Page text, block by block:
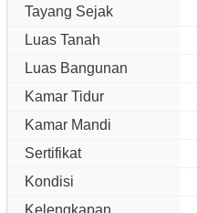
Tayang Sejak
Luas Tanah
Luas Bangunan
Kamar Tidur
Kamar Mandi
Sertifikat
Kondisi
Kelengkapan